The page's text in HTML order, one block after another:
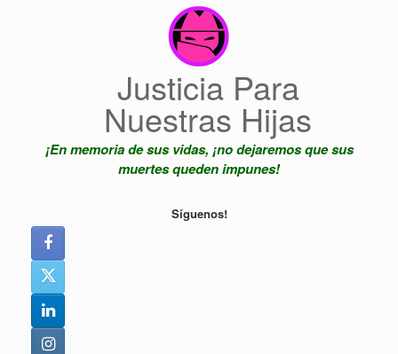
Justicia Para
Nuestras Hijas
¡En memoria de sus vidas, ¡no dejaremos que sus
muertes queden impunes!
Síguenos!